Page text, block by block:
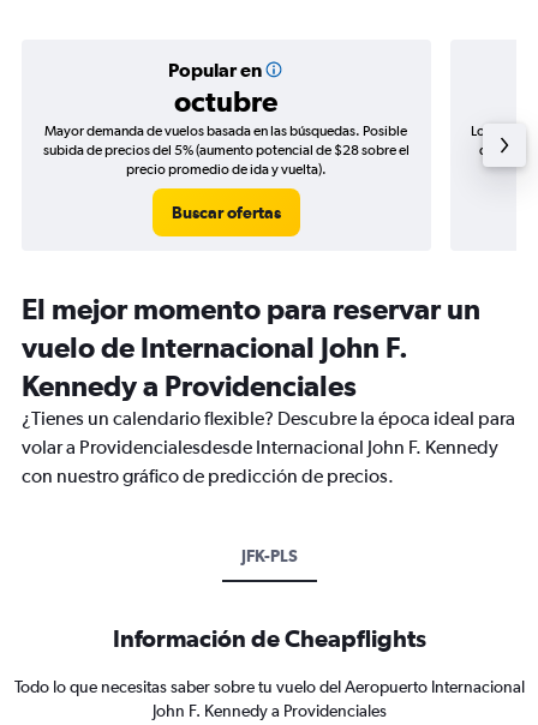
Popular en
octubre
Mayor demanda de vuelos basada en las búsquedas. Posible
subida de precios del 5% (aumento potencial de $28 sobre el
precio promedio de ida y vuelta).
Buscar ofertas
Los
de
El mejor momento para reservar un
vuelo de Internacional John F.
Kennedy a Providenciales
¿Tienes un calendario flexible? Descubre la época ideal para
volar a Providencialesdesde Internacional John F. Kennedy
con nuestro gráfico de predicción de precios.
JFK-PLS
Información de Cheapflights
Todo lo que necesitas saber sobre tu vuelo del Aeropuerto Internacional
John F. Kennedy a Providenciales